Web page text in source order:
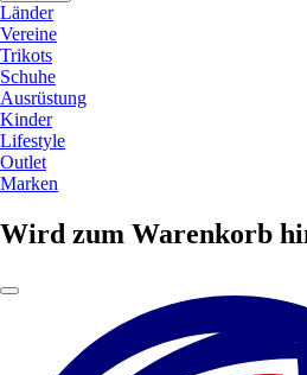
Länder
Vereine
Trikots
Schuhe
Ausrüstung
Kinder
Lifestyle
Outlet
Marken
Wird zum Warenkorb